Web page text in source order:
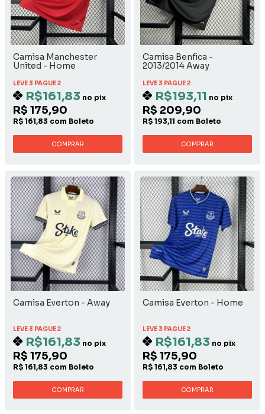
Camisa Manchester
United - Home
LEVE 3 PAGUE 2
R$161,83 no pix
R$ 175,90
R$ 161,83 com Boleto
COMPRAR
Camisa Benfica -
2013/2014 Away
LEVE 3 PAGUE 2
R$193,11 no pix
R$ 209,90
R$ 193,11 com Boleto
COMPRAR
Camisa Everton - Away
LEVE 3 PAGUE 2
R$161,83 no pix
R$ 175,90
R$ 161,83 com Boleto
COMPRAR
Camisa Everton - Home
LEVE 3 PAGUE 2
R$161,83 no pix
R$ 175,90
R$ 161,83 com Boleto
COMPRAR